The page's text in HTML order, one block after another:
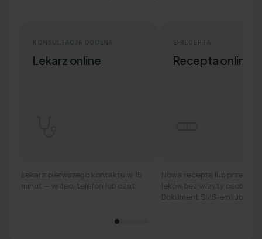
Lekarz online
Lekarz pierwszego kontaktu w 15
minut — wideo, telefon lub czat.
E-RECEPTA
Recepta online
Nowa recepta lub
leków bez wizyty osobiście.
Dokument SMS-em lub e-